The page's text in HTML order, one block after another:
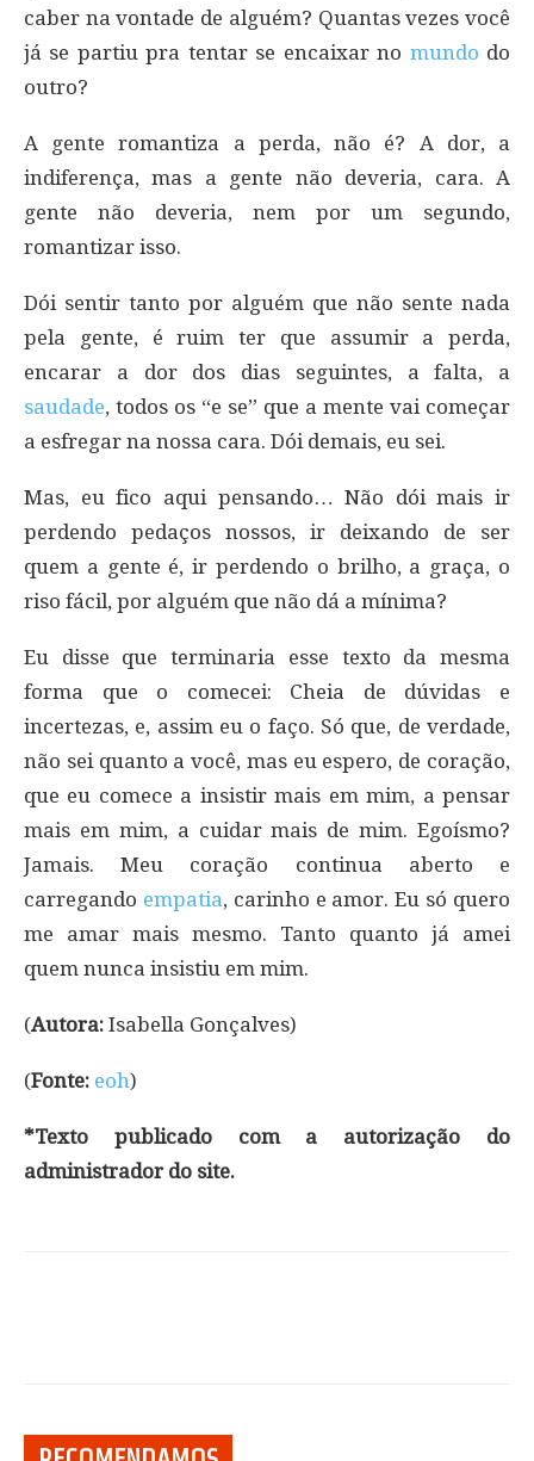
caber na vontade de alguém? Quantas vezes você
já se partiu pra tentar se encaixar no mundo do
outro?
A gente romantiza a perda, não é? A dor, a
indiferença, mas a gente não deveria, cara. A
gente não deveria, nem por um segundo,
romantizar isso.
Dói sentir tanto por alguém que não sente nada
pela gente, é ruim ter que assumir a perda,
encarar a dor dos dias seguintes, a falta, a
saudade, todos os “e se” que a mente vai começar
a esfregar na nossa cara. Dói demais, eu sei.
Mas, eu fico aqui pensando… Não dói mais ir
perdendo pedaços nossos, ir deixando de ser
quem a gente é, ir perdendo o brilho, a graça, o
riso fácil, por alguém que não dá a mínima?
Eu disse que terminaria esse texto da mesma
forma que o comecei: Cheia de dúvidas e
incertezas, e, assim eu o faço. Só que, de verdade,
não sei quanto a você, mas eu espero, de coração,
que eu comece a insistir mais em mim, a pensar
mais em mim, a cuidar mais de mim. Egoísmo?
Jamais. Meu coração continua aberto e
carregando empatia, carinho e amor. Eu só quero
me amar mais mesmo. Tanto quanto já amei
quem nunca insistiu em mim.
(Autora: Isabella Gonçalves)
(Fonte: eoh)
*Texto publicado com a autorização do
administrador do site.